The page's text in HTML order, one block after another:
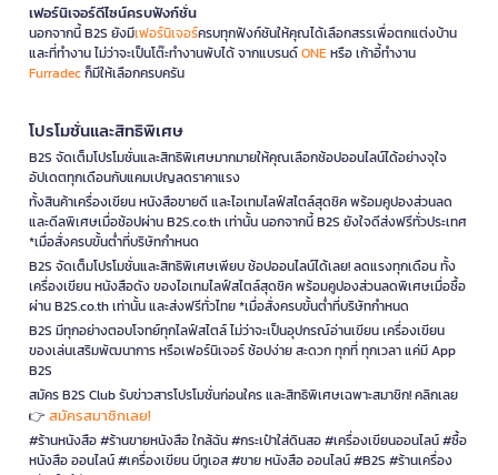
เฟอร์นิเจอร์ดีไซน์ครบฟังก์ชั่น
นอกจากนี้ B2S ยังมีเฟอร์นิเจอร์ครบทุกฟังก์ชันให้คุณได้เลือกสรรเพื่อตกแต่งบ้าน
และที่ทำงาน ไม่ว่าจะเป็นโต๊ะทำงานพับได้ จากแบรนด์ONEหรือ เก้าอี้ทำงาน
Furradecก็มีให้เลือกครบครัน
โปรโมชั่นและสิทธิพิเศษ
B2S จัดเต็มโปรโมชั่นและสิทธิพิเศษมากมายให้คุณเลือกช้อปออนไลน์ได้อย่างจุใจ
อัปเดตทุกเดือนกับแคมเปญลดราคาแรง
ทั้งสินค้าเครื่องเขียน หนังสือขายดี และไอเทมไลฟ์สไตล์สุดชิค พร้อมคูปองส่วนลด
และดีลพิเศษเมื่อช้อปผ่าน B2S.co.th เท่านั้น นอกจากนี้ B2S ยังใจดีส่งฟรีทั่วประเทศ
*เมื่อสั่งครบขั้นต่ำที่บริษัทกำหนด
B2S จัดเต็มโปรโมชั่นและสิทธิพิเศษเพียบ ช้อปออนไลน์ได้เลย! ลดแรงทุกเดือน ทั้ง
เครื่องเขียน หนังสือดัง ของไอเทมไลฟ์สไตล์สุดชิค พร้อมคูปองส่วนลดพิเศษเมื่อซื้อ
ผ่าน B2S.co.th เท่านั้น และส่งฟรีทั่วไทย *เมื่อสั่งครบขั้นต่ำที่บริษัทกำหนด
B2S มีทุกอย่างตอบโจทย์ทุกไลฟ์สไตล์ ไม่ว่าจะเป็นอุปกรณ์อ่านเขียน เครื่องเขียน
ของเล่นเสริมพัฒนาการ หรือเฟอร์นิเจอร์ ช้อปง่าย สะดวก ทุกที่ ทุกเวลา แค่มี App
B2S
สมัคร B2S Club รับข่าวสารโปรโมชั่นก่อนใคร และสิทธิพิเศษเฉพาะสมาชิก! คลิกเลย
👉 สมัครสมาชิกเลย!
#ร้านหนังสือ #ร้านขายหนังสือ ใกล้ฉัน #กระเป๋าใส่ดินสอ #เครื่องเขียนออนไลน์ #ซื้อ
หนังสือ ออนไลน์ #เครื่องเขียน บีทูเอส #ขาย หนังสือ ออนไลน์ #B2S #ร้านเครื่อง